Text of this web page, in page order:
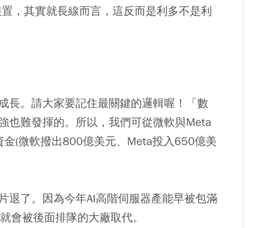
，其實就長線而言，這反而是利多不是利
長。請大家要記住最關鍵的邏輯喔！
「數
難發揮的。 所以，我們可從微軟與Meta
(微軟撥出800億美元、Meta投入650億美
退了。因為今年AI高階伺服器產能早被包滿
會被後面排隊的大廠取代。